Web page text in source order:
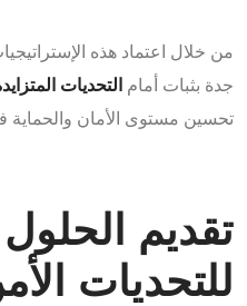
من خلال اعتماد هذه
جدة بثبات أمام التحديات
تحسين مستوى الأمان والحماية
تقديم الحلول
للتحديات